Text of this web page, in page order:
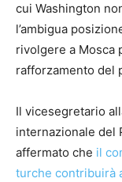
cui Washington
l’ambigua
rivolgere a Mosca
rafforzamento del
Il vicesegretario
internazionale del
affermato che il
turche contribuirà